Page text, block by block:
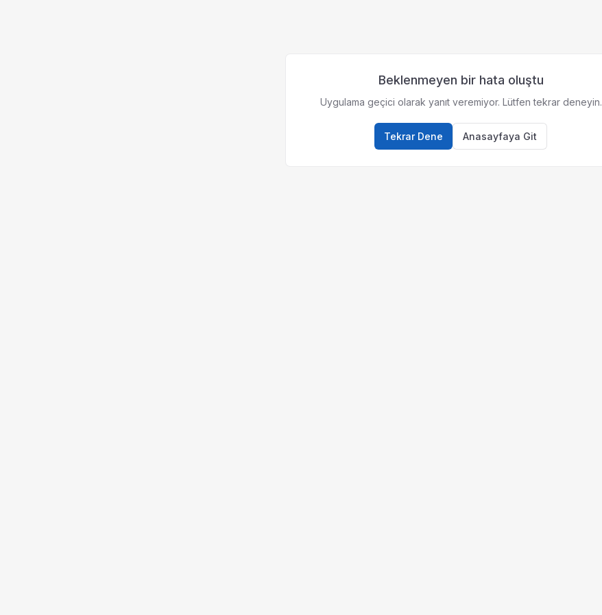
Beklenmeyen bir hata oluştu
Uygulama geçici olarak yanıt veremiyor. Lütfen tekrar deneyin.
Tekrar Dene Anasayfaya Git